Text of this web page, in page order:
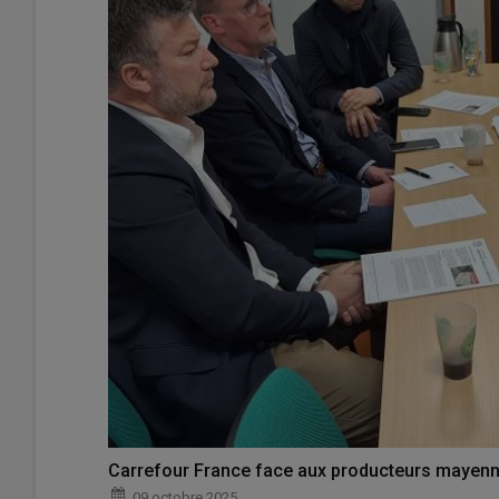
Carrefour France face aux producteurs